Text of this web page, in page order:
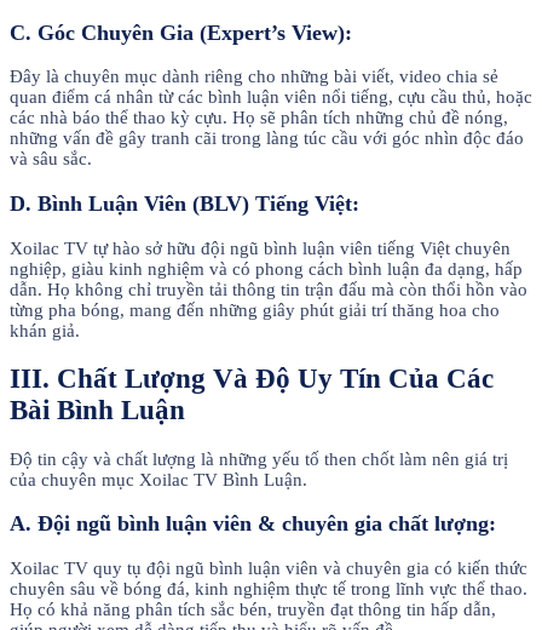
C. Góc Chuyên Gia (Expert’s View):
Đây là chuyên mục dành riêng cho những bài viết, video chia sẻ
quan điểm cá nhân từ các bình luận viên nổi tiếng, cựu cầu thủ, hoặc
các nhà báo thể thao kỳ cựu. Họ sẽ phân tích những chủ đề nóng,
những vấn đề gây tranh cãi trong làng túc cầu với góc nhìn độc đáo
và sâu sắc.
D. Bình Luận Viên (BLV) Tiếng Việt:
Xoilac TV tự hào sở hữu đội ngũ bình luận viên tiếng Việt chuyên
nghiệp, giàu kinh nghiệm và có phong cách bình luận đa dạng, hấp
dẫn. Họ không chỉ truyền tải thông tin trận đấu mà còn thổi hồn vào
từng pha bóng, mang đến những giây phút giải trí thăng hoa cho
khán giả.
III. Chất Lượng Và Độ Uy Tín Của Các
Bài Bình Luận
Độ tin cậy và chất lượng là những yếu tố then chốt làm nên giá trị
của chuyên mục Xoilac TV Bình Luận.
A. Đội ngũ bình luận viên & chuyên gia chất lượng:
Xoilac TV quy tụ đội ngũ bình luận viên và chuyên gia có kiến thức
chuyên sâu về bóng đá, kinh nghiệm thực tế trong lĩnh vực thể thao.
Họ có khả năng phân tích sắc bén, truyền đạt thông tin hấp dẫn,